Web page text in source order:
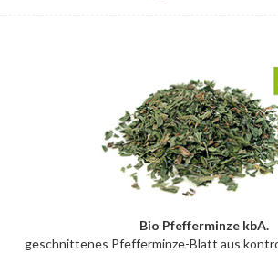
Bio Pfefferminze kbA.
geschnittenes Pfefferminze-Blatt aus